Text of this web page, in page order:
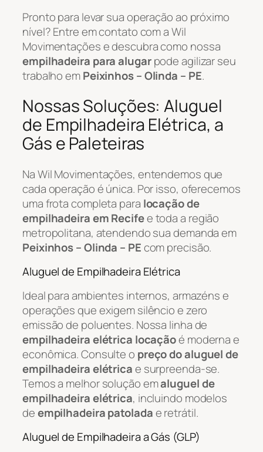
Pronto para levar sua operação ao próximo
nível? Entre em contato com a Wil
Movimentações e descubra como nossa
empilhadeira para alugarpode agilizar seu
trabalho emPeixinhos – Olinda – PE.
Nossas Soluções: Aluguel
de Empilhadeira Elétrica, a
Gás e Paleteiras
Na Wil Movimentações, entendemos que
cada operação é única. Por isso, oferecemos
uma frota completa para locação de
empilhadeira em Recifee toda a região
metropolitana, atendendo sua demanda em
Peixinhos – Olinda – PEcom precisão.
Aluguel de Empilhadeira Elétrica
Ideal para ambientes internos, armazéns e
operações que exigem silêncio e zero
emissão de poluentes. Nossa linha de
empilhadeira elétrica locaçãoé moderna e
econômica. Consulte o preço do aluguel de
empilhadeira elétricae surpreenda-se.
Temos a melhor solução emaluguel de
empilhadeira elétrica, incluindo modelos
deempilhadeira patoladae retrátil.
Aluguel de Empilhadeira a Gás (GLP)